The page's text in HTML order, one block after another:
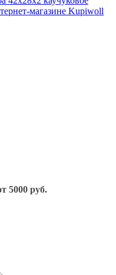
5000 руб.